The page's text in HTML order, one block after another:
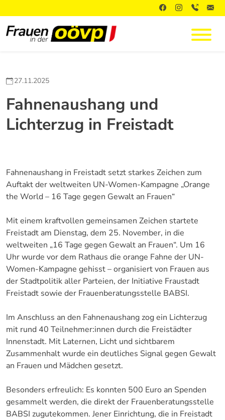
27.11.2025
Fahnenaushang und
Lichterzug in Freistadt
Fahnenaushang in Freistadt setzt starkes Zeichen zum
Auftakt der weltweiten UN-Women-Kampagne „Orange
the World – 16 Tage gegen Gewalt an Frauen“
Mit einem kraftvollen gemeinsamen Zeichen startete
Freistadt am Dienstag, dem 25. November, in die
weltweiten „16 Tage gegen Gewalt an Frauen“. Um 16
Uhr wurde vor dem Rathaus die orange Fahne der UN-
Women-Kampagne gehisst – organisiert von Frauen aus
der Stadtpolitik aller Parteien, der Initiative Fraustadt
Freistadt sowie der Frauenberatungsstelle BABSI.
Im Anschluss an den Fahnenaushang zog ein Lichterzug
mit rund 40 Teilnehmer:innen durch die Freistädter
Innenstadt. Mit Laternen, Licht und sichtbarem
Zusammenhalt wurde ein deutliches Signal gegen Gewalt
an Frauen und Mädchen gesetzt.
Besonders erfreulich: Es konnten 500 Euro an Spenden
gesammelt werden, die direkt der Frauenberatungsstelle
BABSI zugutekommen. Jener Einrichtung, die in Freistadt